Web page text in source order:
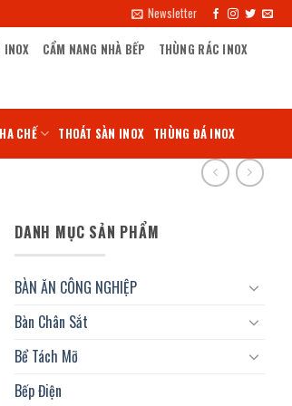
Newsletter
INOX CẨM NANG NHÀ BẾP THÙNG RÁC INOX
CHẾ THOÁT SÀN INOX THÙNG ĐÁ INOX
DANH MỤC SẢN PHẨM
BÀN ĂN CÔNG NGHIỆP
Bàn Chân Sắt
Bể Tách Mỡ
Bếp Điện